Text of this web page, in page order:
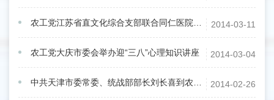
2014-03-11
农工党江苏省直文化综合支部联合同仁医院、农机所两支部组织跨界联谊活动
2014-03-04
农工党大庆市委会举办迎“三八”心理知识讲座
2014-02-26
中共天津市委常委、统战部部长刘长喜到农工党天津市委机关调研